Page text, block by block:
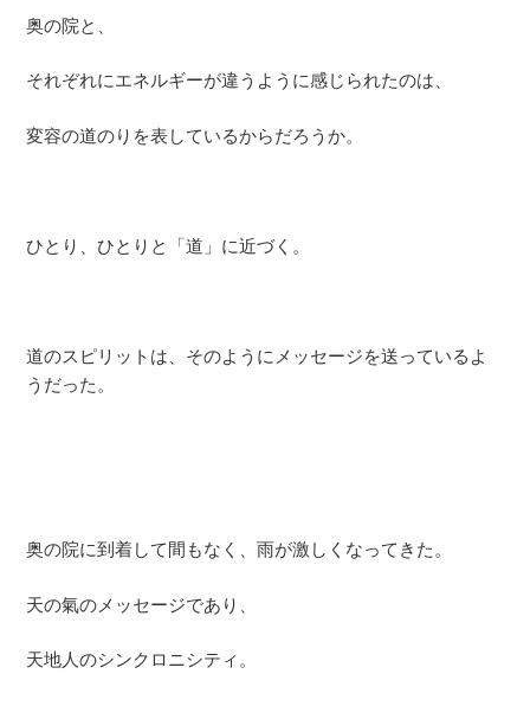
奥の院と、
それぞれにエネルギーが違うように感じられたのは、
変容の道のりを表しているからだろうか。
ひとり、ひとりと「道」に近づく。
道のスピリットは、そのようにメッセージを送っているよ
うだった。
奥の院に到着して間もなく、雨が激しくなってきた。
天の氣のメッセージであり、
天地人のシンクロニシティ。